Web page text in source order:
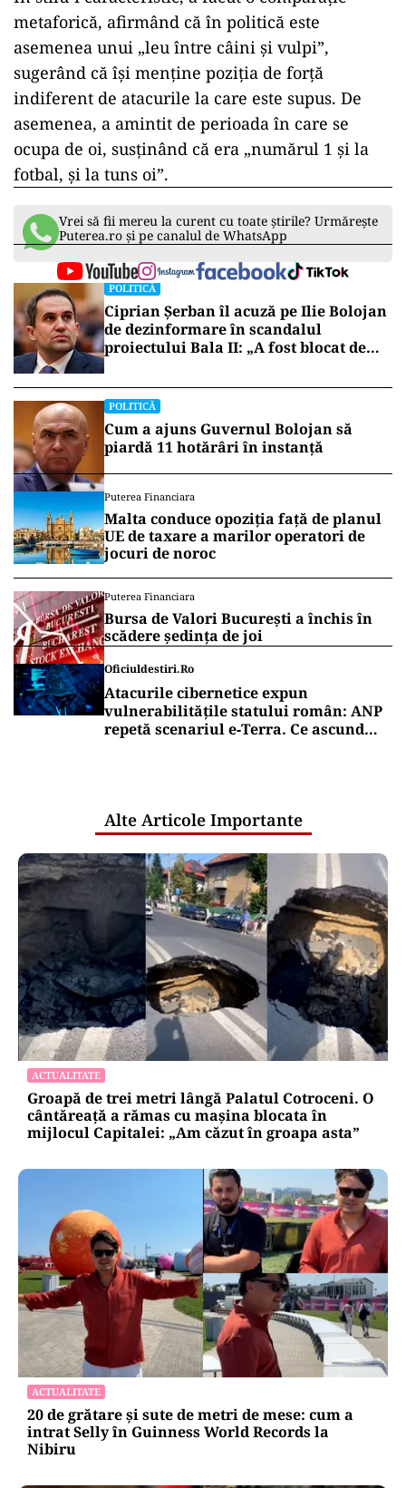
metaforică, afirmând că în politică este
asemenea unui „leu între câini și vulpi”,
sugerând că își menține poziția de forță
indiferent de atacurile la care este supus. De
asemenea, a amintit de perioada în care se
ocupa de oi, susținând că era „numărul 1 și la
fotbal, și la tuns oi”.
Vrei să fii mereu la curent cu toate știrile? Urmărește
Puterea.ro și pe canalul de WhatsApp
POLITICĂ
Ciprian Șerban îl acuză pe Ilie Bolojan
de dezinformare în scandalul
proiectului Bala II: „A fost blocat de
POLITICĂ
Cum a ajuns Guvernul Bolojan să
piardă 11 hotărâri în instanță
Puterea Financiara
Malta conduce opoziția față de planul
UE de taxare a marilor operatori de
jocuri de noroc
Puterea Financiara
Bursa de Valori București a închis în
scădere ședința de joi
Oficiuldestiri.ro
Atacurile cibernetice expun
vulnerabilitățile statului român: ANP
repetă scenariul e‑Terra. Ce ascund
Alte Articole Importante
ACTUALITATE
Groapă de trei metri lângă Palatul Cotroceni. O
cântăreață a rămas cu mașina blocata în
mijlocul Capitalei: „Am căzut în groapa asta”
ACTUALITATE
20 de grătare și sute de metri de mese: cum a
intrat Selly în Guinness World Records la
Nibiru